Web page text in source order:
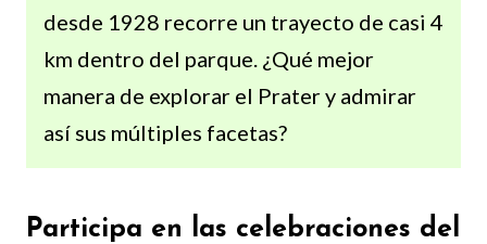
desde 1928 recorre un trayecto de casi 4
km dentro del parque. ¿Qué mejor
manera de explorar el Prater y admirar
así sus múltiples facetas?
Participa en las celebraciones del